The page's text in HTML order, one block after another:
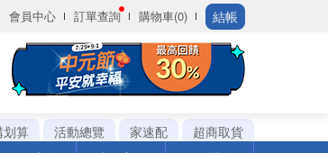
會員中心 訂單查詢 購物車(0) 結帳
划算 活動總覽 家速配
超商取貨